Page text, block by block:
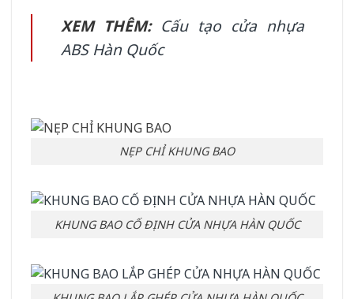
XEM THÊM: Cấu tạo cửa nhựa
ABS Hàn Quốc
NẸP CHỈ KHUNG BAO
KHUNG BAO CỐ ĐỊNH CỬA NHỰA HÀN QUỐC